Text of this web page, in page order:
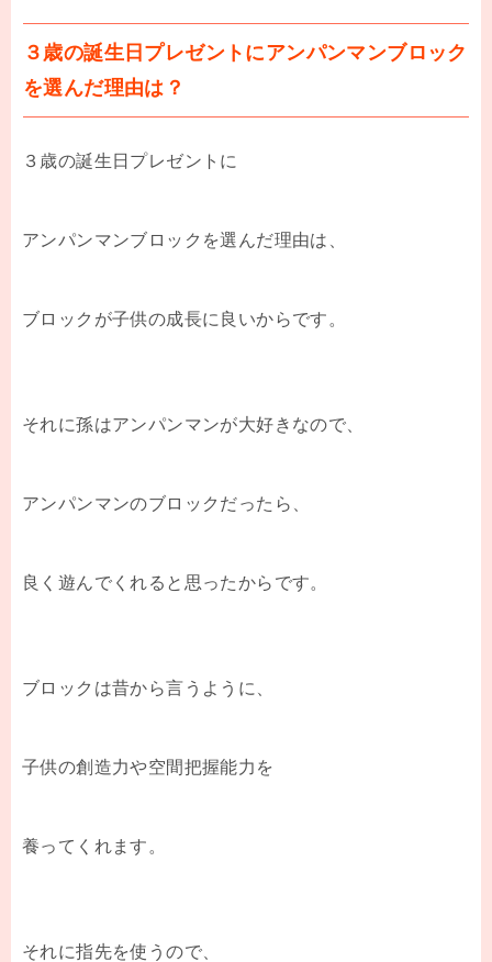
３歳の誕生日プレゼントにアンパンマンブロック
を選んだ理由は？
３歳の誕生日プレゼントに
アンパンマンブロックを選んだ理由は、
ブロックが子供の成長に良いからです。
それに孫はアンパンマンが大好きなので、
アンパンマンのブロックだったら、
良く遊んでくれると思ったからです。
ブロックは昔から言うように、
子供の創造力や空間把握能力を
養ってくれます。
それに指先を使うので、